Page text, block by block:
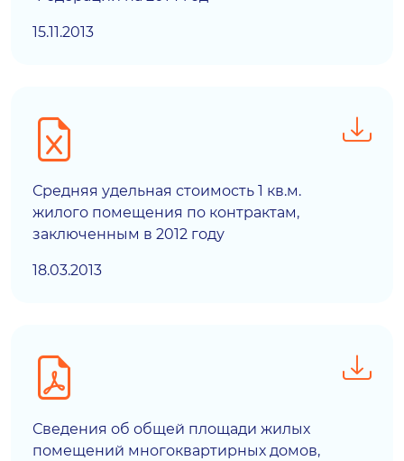
15.11.2013
Средняя удельная стоимость 1 кв.м.
жилого помещения по контрактам,
заключенным в 2012 году
18.03.2013
Сведения об общей площади жилых
помещений многоквартирных домов,